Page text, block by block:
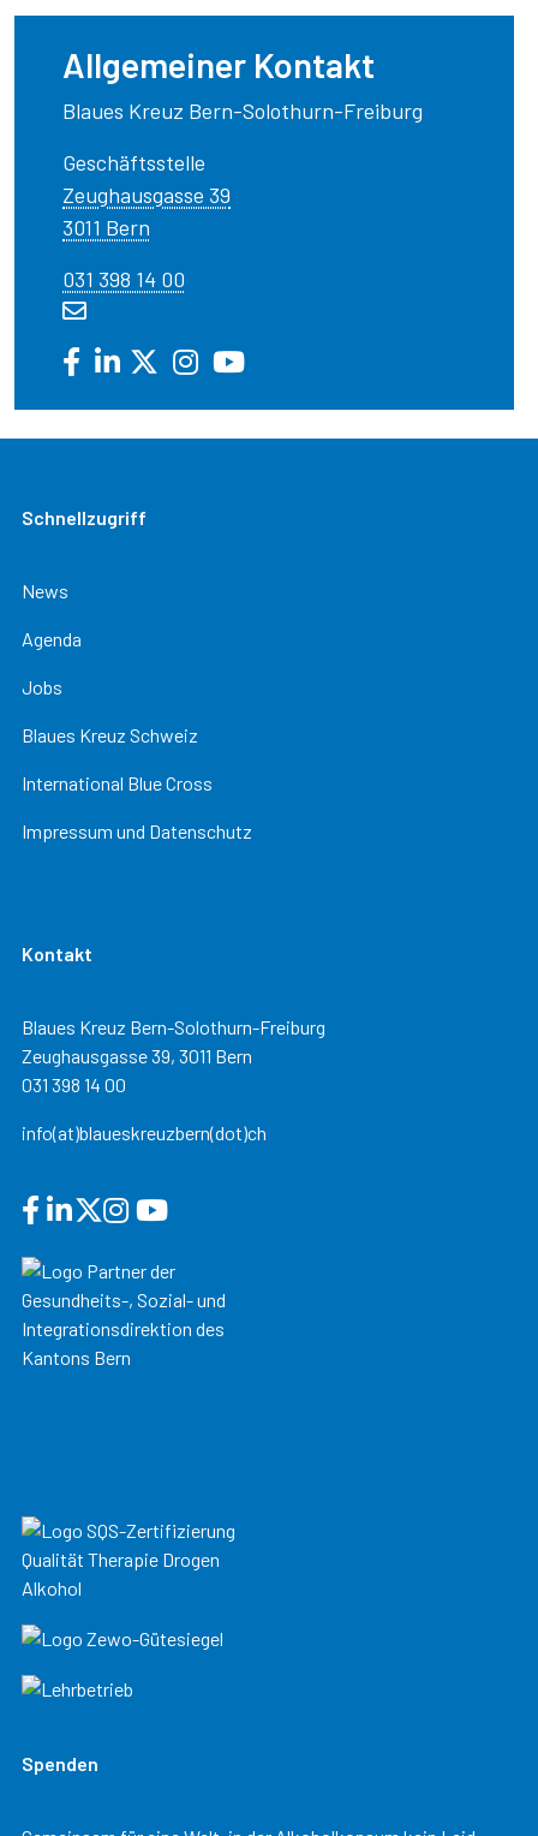
Allgemeiner Kontakt
Blaues Kreuz Bern-Solothurn-Freiburg
Geschäftsstelle
Zeughausgasse 39
3011 Bern
031 398 14 00
Schnellzugriff
News
Agenda
Jobs
Blaues Kreuz Schweiz
International Blue Cross
Impressum und Datenschutz
Kontakt
Blaues Kreuz Bern-Solothurn-Freiburg
Zeughausgasse 39, 3011 Bern
031 398 14 00
info(at)blaueskreuzbern(dot)ch
Spenden